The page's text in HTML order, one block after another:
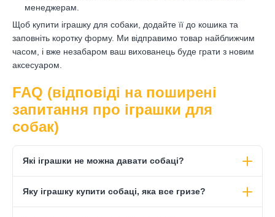
менеджерам.
Щоб купити іграшку для собаки, додайте її до кошика та
заповніть коротку форму. Ми відправимо товар найближчим
часом, і вже незабаром ваш вихованець буде грати з новим
аксесуаром.
FAQ (відповіді на поширені
запитання про іграшки для
собак)
Які іграшки не можна давати собаці?
Яку іграшку купити собаці, яка все гризе?